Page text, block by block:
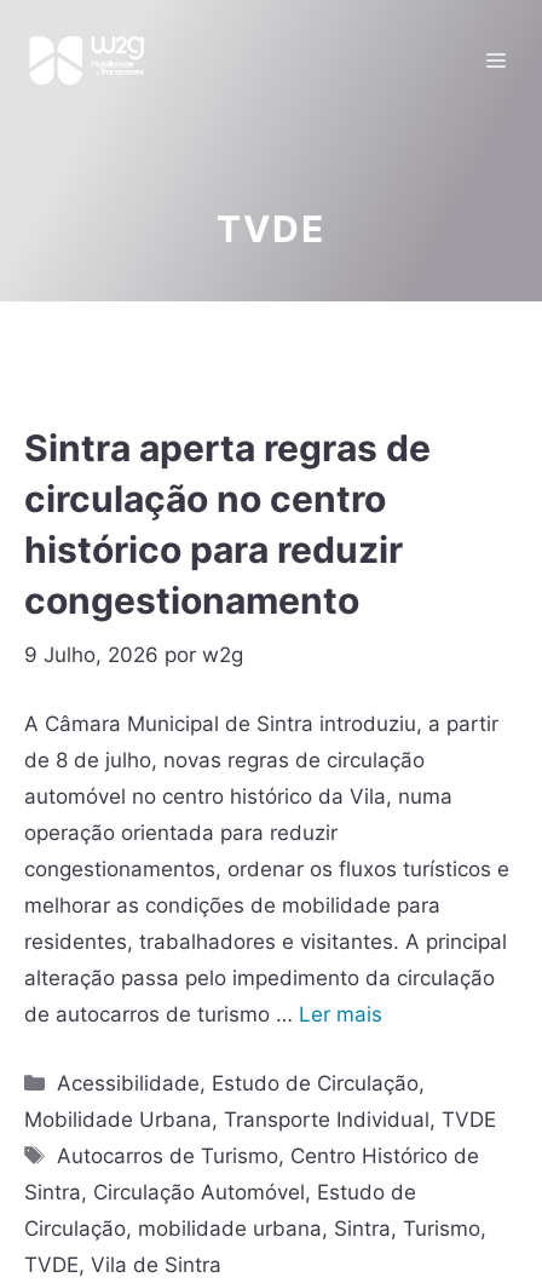
TVDE
Sintra aperta regras de
circulação no centro
histórico para reduzir
congestionamento
9 Julho, 2026 por w2g
A Câmara Municipal de Sintra introduziu, a partir
de 8 de julho, novas regras de circulação
automóvel no centro histórico da Vila, numa
operação orientada para reduzir
congestionamentos, ordenar os fluxos turísticos e
melhorar as condições de mobilidade para
residentes, trabalhadores e visitantes. A principal
alteração passa pelo impedimento da circulação
de autocarros de turismo … Ler mais
Acessibilidade, Estudo de Circulação,
Mobilidade Urbana, Transporte Individual, TVDE
Autocarros de Turismo, Centro Histórico de
Sintra, Circulação Automóvel, Estudo de
Circulação, mobilidade urbana, Sintra, Turismo,
TVDE, Vila de Sintra